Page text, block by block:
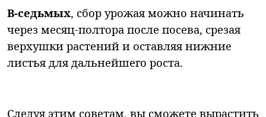
В-седьмых, сбор урожая можно начинать
через месяц-полтора после посева, срезая
верхушки растений и оставляя нижние
листья для дальнейшего роста.
Следуя этим советам, вы сможете вырастить